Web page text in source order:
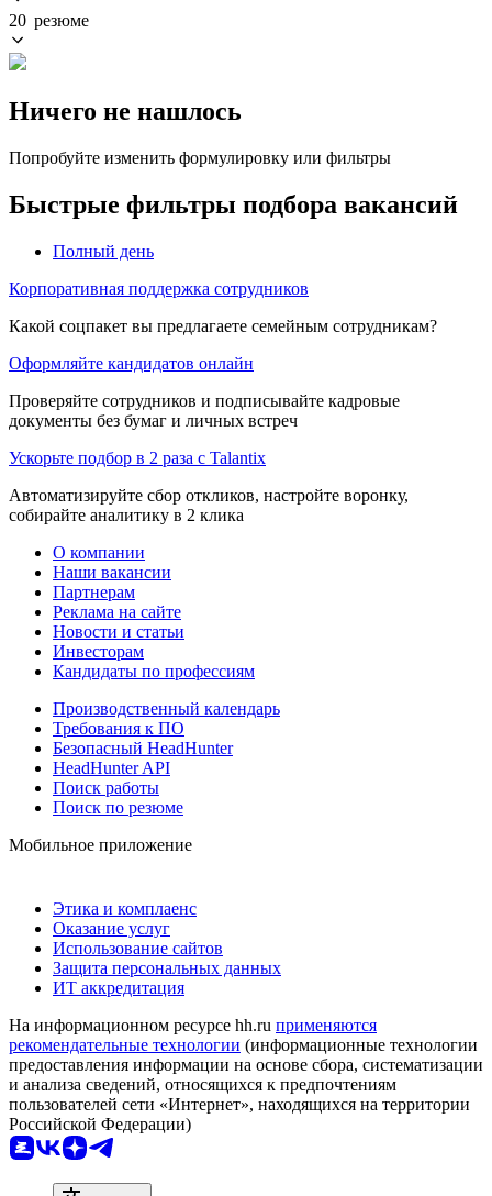
20 резюме
Ничего не нашлось
Попробуйте изменить формулировку или фильтры
Быстрые фильтры подбора вакансий
Полный день
Корпоративная поддержка сотрудников
Какой соцпакет вы предлагаете семейным сотрудникам?
Оформляйте кандидатов онлайн
Проверяйте сотрудников и подписывайте кадровые
документы без бумаг и личных встреч
Ускорьте подбор в 2 раза с Talantix
Автоматизируйте сбор откликов, настройте воронку,
собирайте аналитику в 2 клика
О компании
Наши вакансии
Партнерам
Реклама на сайте
Новости и статьи
Инвесторам
Кандидаты по профессиям
Производственный календарь
Требования к ПО
Безопасный HeadHunter
HeadHunter API
Поиск работы
Поиск по резюме
Мобильное приложение
Этика и комплаенс
Оказание услуг
Использование сайтов
Защита персональных данных
ИТ аккредитация
На информационном ресурсе hh.ru применяются
рекомендательные технологии (информационные технологии
предоставления информации на основе сбора, систематизации
и анализа сведений, относящихся к предпочтениям
пользователей сети «Интернет», находящихся на территории
Российской Федерации)